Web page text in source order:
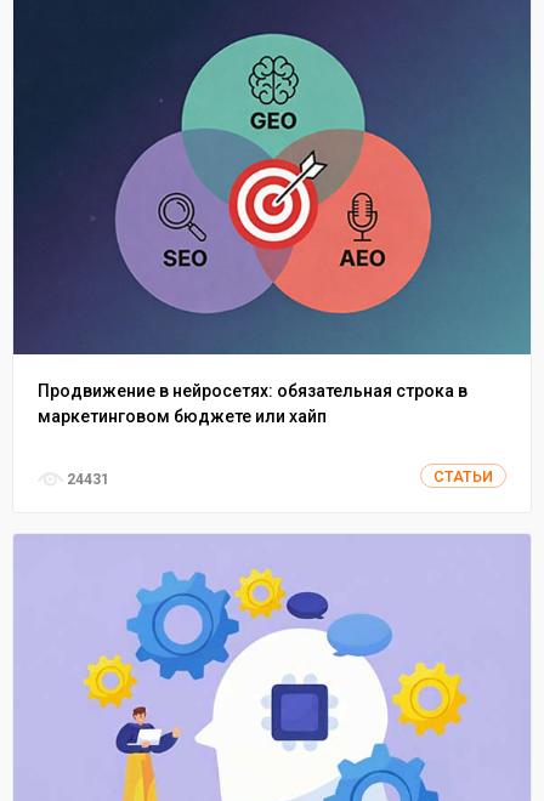
Продвижение в нейросетях: обязательная строка в
маркетинговом бюджете или хайп
24431 СТАТЬИ